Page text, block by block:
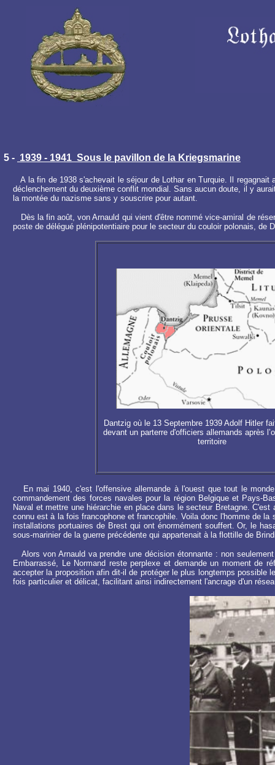
5 - 1939 - 1941 Sous le pavillon de la Kriegsmarine
A la fin de 1938 s'achevait le séjour de Lothar en Turquie. Il
déclenchement du deuxième conflit mondial. Sans aucun doute, il y
la montée du nazisme sans y souscrire pour autant.
Dès la fin août, von Arnauld qui vient d'être nommé vice-amiral de
poste de délégué plénipotentiaire pour le secteur du couloir polonais,
Dantzig où le 13 Septembre 1939 Adolf Hitler
devant un parterre d'officiers allemands après
territoire
En mai 1940, c'est l'offensive allemande à l'ouest que tout le
commandement des forces navales pour la région Belgique et Pays-
Naval et mettre une hiérarchie en place dans le secteur Bretagne.
connu est à la fois francophone et francophile. Voila donc l'homme de
installations portuaires de Brest qui ont énormément souffert. Or, le
sous-marinier de la guerre précédente qui appartenait à la flottille de
Alors von Arnauld va prendre une décision étonnante : non
Embarrassé, Le Normand reste perplexe et demande un moment de
accepter la proposition afin dit-il de protéger le plus longtemps
fois particulier et délicat, facilitant ainsi indirectement l'ancrage d'un